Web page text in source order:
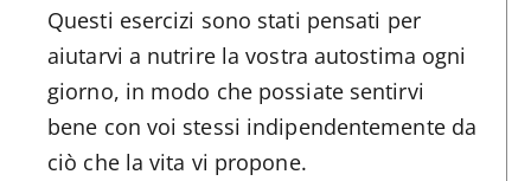
Questi esercizi sono stati pensati per
aiutarvi a nutrire la vostra autostima ogni
giorno, in modo che possiate sentirvi
bene con voi stessi indipendentemente da
ciò che la vita vi propone.